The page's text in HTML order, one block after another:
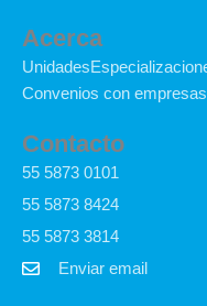
Acerca
Unidades
Convenios con empresas
Contacto
55 5873 0101
55 5873 8424
55 5873 3814
Enviar email